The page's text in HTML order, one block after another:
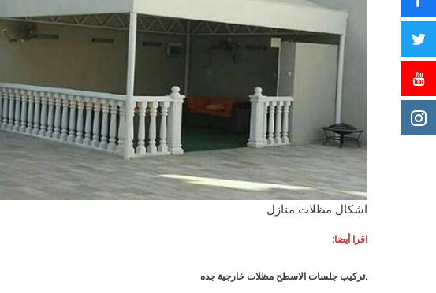
اشكال مظلات منازل
اقرا أيضا:
.تركيب جلسات الاسطح مظلات خارجية جده